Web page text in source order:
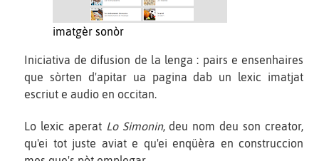
imatgèr sonòr
Iniciativa de difusion de la lenga : pairs e ensenhaires
que sòrten d'apitar ua pagina dab un lexic imatjat
escriut e audio en occitan.
Lo lexic aperat Lo Simonin, deu nom deu son creator,
qu'ei tot juste aviat e qu'ei enqüèra en construccion